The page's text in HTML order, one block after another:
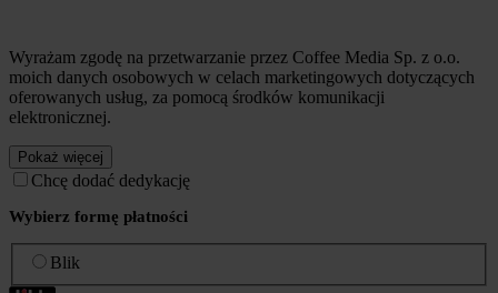
Wyrażam zgodę na przetwarzanie przez Coffee Media Sp. z o.o.
moich danych osobowych w celach marketingowych dotyczących
oferowanych usług, za pomocą środków komunikacji
elektronicznej.
Pokaż więcej
Chcę dodać dedykację
Wybierz formę płatności
Blik